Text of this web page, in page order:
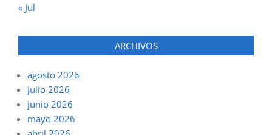
« Jul
ARCHIVOS
agosto 2026
julio 2026
junio 2026
mayo 2026